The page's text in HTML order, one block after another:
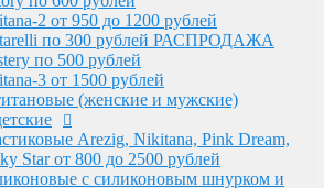
Lucky Star (подростковые) от 1100
рублей
антивандальные Nikitana от
до 1900 рублей
детских оправ от 250 рублей
Детские от 600 до 3500
линзы с большими диоптриями по
2 от 950 до 1200 рублей
по 300 рублей РАСПРОДАЖА
по 500 рублей
3 от 1500 рублей
(женские и мужские)
Arezig, Nikitana, Pink Dream,
Star от 800 до 2500 рублей
с силиконовым шнурком и